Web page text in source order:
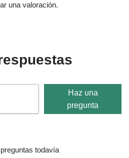
una valoración.
Haz una
pregunta
todavía